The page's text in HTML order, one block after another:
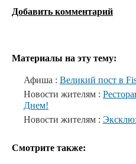
Добавить комментарий
Материалы на эту тему:
Афиша : Великий пост в
Новости жителям :
Днем!
Новости жителям :
Смотрите также: